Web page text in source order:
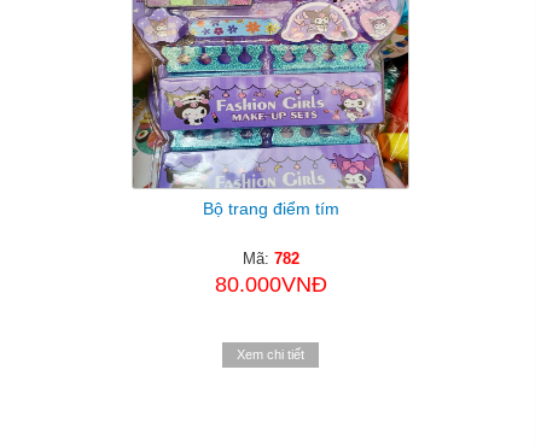
Bộ trang điểm tím
Mã: 782
80.000VNĐ
Xem chi tiết